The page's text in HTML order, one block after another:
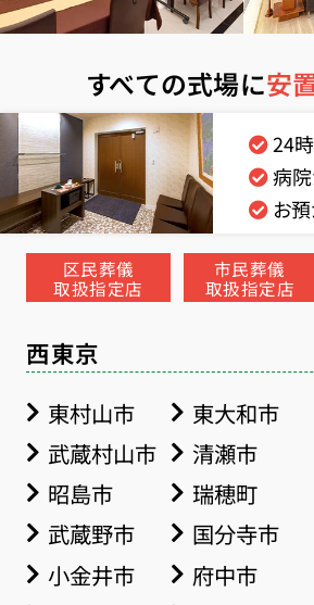
すべての式場に安
24
病
お
区民葬儀
取扱指定店
市民葬儀
取扱指定店
西東京
東村山市 東大和市
武蔵村山市
清瀬市
昭島市
瑞穂町
武蔵野市
国分寺市
小金井市
府中市